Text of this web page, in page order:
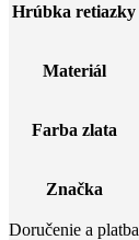
Hrúbka retiazky
Materiál
Farba zlata
Značka
Doručenie a platba